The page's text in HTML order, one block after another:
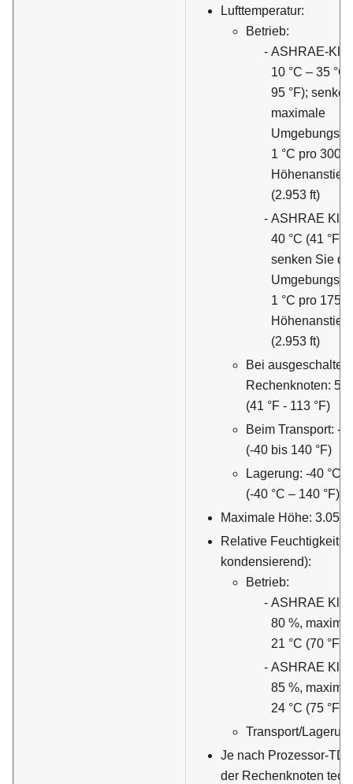
Lufttemperatur:
Betrieb:
ASHRAE-
10 °C – 35 °C
95 °F);
maximale
1 °C pro 300
Höhenanstieg
(2.953 ft)
ASHRAE
40 °C (41 °F –
senken Sie
1 °C pro 175
Höhenanstieg
(2.953 ft)
Bei
Rechenknoten: 5
(41 °F - 113 °F)
Beim Transport: -
(-40 bis 140 °F)
Lagerung: -40 °C
(-40 °C – 140 °F)
Maximale Höhe: 3.050
Relative Feuchtigkeit
kondensierend):
Betrieb:
ASHRAE
80 %,
21 °C (70 °F)
ASHRAE
85 %,
24 °C (75 °F)
Transport/
Je nach Prozessor-
der Rechenknoten